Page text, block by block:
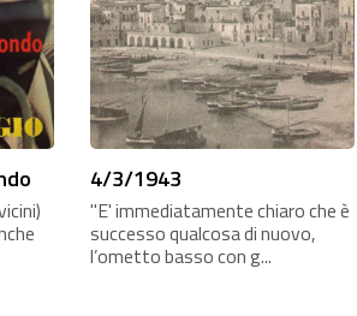
4/3/1943
"E' immediatamente chiaro che è
successo qualcosa di nuovo,
l’ometto basso con g...